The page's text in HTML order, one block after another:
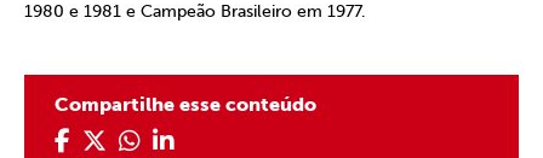
1980 e 1981 e Campeão Brasileiro em 1977.
Compartilhe esse conteúdo